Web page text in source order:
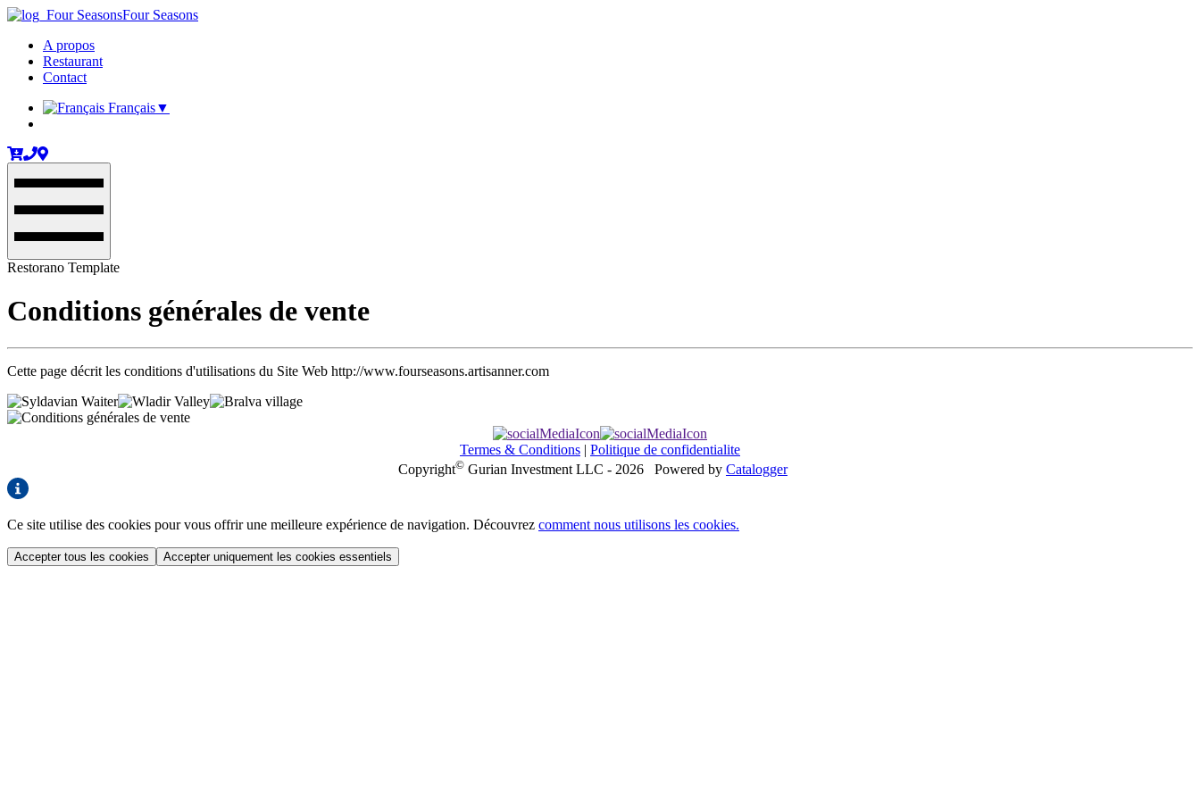
Four Seasons
A propos
Restaurant
Contact
Français▼
Restorano Template
Conditions générales de vente
Cette page décrit les conditions d'utilisations du Site Web http://www.fourseasons.artisanner.com
Termes & Conditions | Politique de confidentialite
Copyright© Gurian Investment LLC - 2026 Powered by Catalogger
Ce site utilise des cookies pour vous offrir une meilleure expérience de navigation. Découvrez comment nous utilisons les cookies.
Accepter tous les cookies Accepter uniquement les cookies essentiels